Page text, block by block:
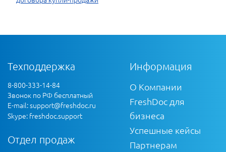
Техподдержка
8-800-333-14-84
Звонок по РФ бесплатный
E-mail:support@freshdoc.ru
Skype: freshdoc.support
Отдел продаж
Информация
О Компании
FreshDoc для
бизнеса
Успешные кейсы
Партнерам